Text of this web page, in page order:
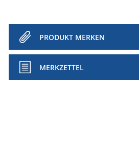
PRODUKT MERKEN
MERKZETTEL